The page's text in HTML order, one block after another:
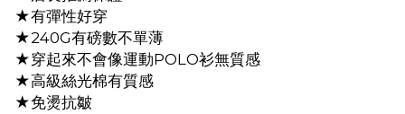
★有彈性好穿
★240G有磅數不單薄
★穿起來不會像運動POLO衫無質感
★高級絲光棉有質感
★免燙抗皺